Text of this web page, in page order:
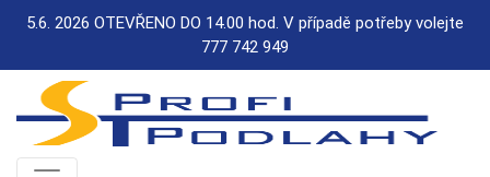
5.6. 2026 OTEVŘENO DO 14.00 hod. V případě potřeby volejte
777 742 949